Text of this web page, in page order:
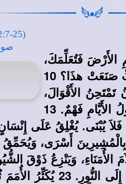
وَطُيُورَ السَّمَاءِ فَتُخْبِرَكَ. 8 أَوْ كَلِّمِ الأَرْضَ فَتُعَلِّمَكَ،
وَيُحَدِّثَكَ سَمَكُ الْبَحْرِ. 9 مَنْ لاَ يَعْلَمُ مِنْ كُلِّ هؤُلاَءِ أَنَّ يَدَ الرَّبِّ صَنَعَتْ هذَا؟ 10
11 أَفَلَيْسَتِ الأُذُنُ تَمْتَحِنُ الأَقْوَالَ،
كَمَا أَنَّ الْحَنَكَ يَسْتَطْعِمُ طَعَامَهُ؟ 12 عِنْدَ الشَّيْبِ حِكْمَةٌ، وَطُولُ الأَيَّامِ فَهْمٌ. 13